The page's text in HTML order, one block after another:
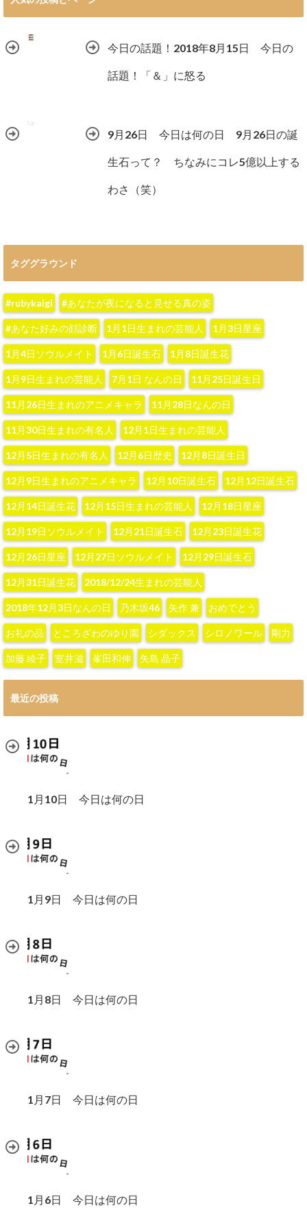
今日の話題！2018年8月15日 今日の
話題！「＆」に怒る
9月26日 今日は何の日 9月26日の誕
生石って？ ちなみにコレ5億以上する
わさ（笑）
タググラウンド
#rubykaigi #あなたが夜になると見せる真の姿
#あなた好みの顔診断 1月1日生まれの芸能人 1月3日星座
1月4日ソウルメイト 1月6日誕生石 1月8日誕生花
1月9日生まれの芸能人 7月1日 なんの日 11月25日誕生日
11月26日生まれのアニメキャラ 11月28日なんの日
11月30日生まれの有名人 12月1日生まれの芸能人
12月5日生まれの有名人 12月6日歴史 12月8日誕生日
12月9日生まれのアニメキャラ 12月10日誕生石 12月12日誕生石
12月14日誕生花 12月15日生まれの芸能人 12月18日星座
12月19日ソウルメイト 12月21日誕生石 12月23日誕生花
12月26日星座 12月27日ソウルメイト 12月29日誕生石
12月31日誕生花 2018/12/24生まれの芸能人
2018年12月3日なんの日 ‪乃木坂46‬ ‪矢作 兼‬ おめでとう
お礼の品 ところざわのゆり園 シダックス シロノワール 剛力
加藤 綾子‬ 室井滋 峯田和伸 矢島 晶子
最近の投稿
1月10日 今日は何の日
1月9日 今日は何の日
1月8日 今日は何の日
1月7日 今日は何の日
1月6日 今日は何の日